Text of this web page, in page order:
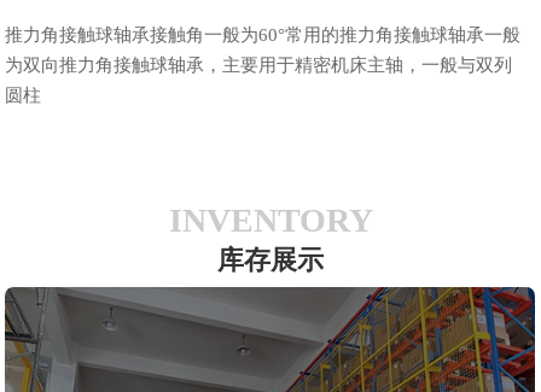
推力角接触球轴承接触角一般为60°常用的推力角接触球轴承一般
为双向推力角接触球轴承，主要用于精密机床主轴，一般与双列
圆柱
INVENTORY
库存展示